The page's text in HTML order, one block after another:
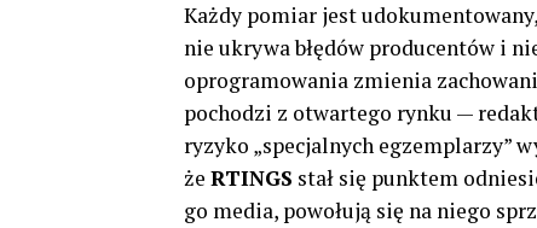
Każdy pomiar jest
nie ukrywa błędów producentów i
oprogramowania zmienia
pochodzi z otwartego rynku —
ryzyko „specjalnych egzemplarzy”
że RTINGS stał się punktem
go media, powołują się na niego